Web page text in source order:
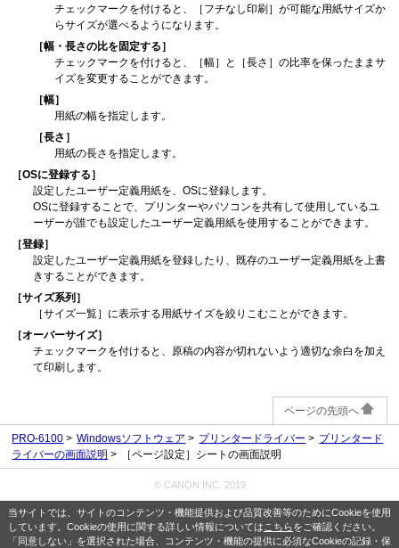
当サイトでは、サイトのコンテンツ・機能提供および品質改善等のためにCookieを使用
しています。Cookieの使用に関する詳しい情報については こちらをご確認ください。
「同意しない」を選択された場合、コンテンツ・機能の提供に必須なCookieの記録・保
チェックマークを付けると、
［フチなし印刷］が可能な用紙サイズか
らサイズが選べるようになります。
［幅・長さの比を固定する］
チェックマークを付けると、
［幅］ と ［長さ］の比率を保ったままサ
イズを変更することができます。
［幅］
用紙の幅を指定します。
［長さ］
用紙の長さを指定します。
［OSに登録する］
設定したユーザー定義用紙を、OSに登録します。
OSに登録することで、プリンターやパソコンを共有して使用しているユ
ーザーが誰でも設定したユーザー定義用紙を使用することができます。
［登録］
設定したユーザー定義用紙を登録したり、既存のユーザー定義用紙を上書
きすることができます。
［サイズ系列］
［サイズ一覧］ に表示する用紙サイズを絞りこむことができます。
［オーバーサイズ］
チェックマークを付けると、原稿の内容が切れないよう適切な余白を加え
て印刷します。
ページの先頭へ
PRO-6100 Windowsソフトウェア プリンタードライバー
プリンタード
ライバーの画面説明
［ページ設定］シートの画面説明
© CANON INC. 2019